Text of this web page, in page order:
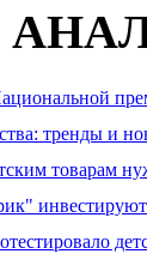
тренды и
товарам
инвестируют